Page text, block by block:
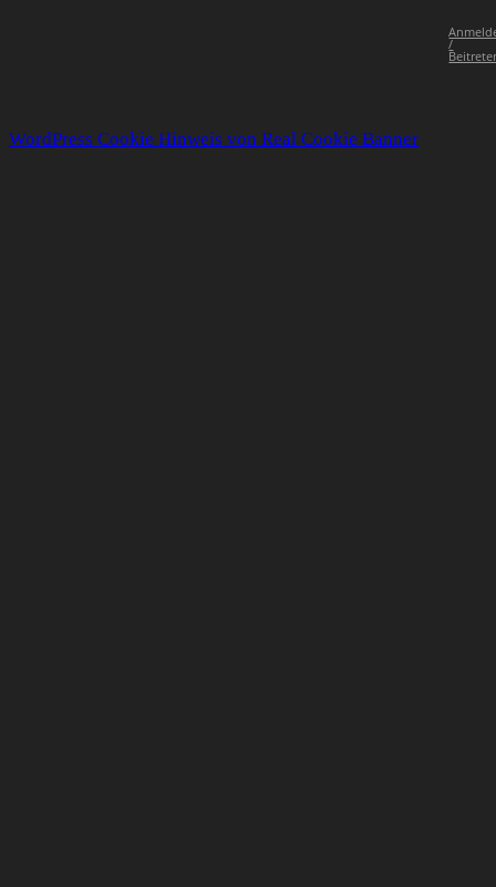
/
WordPress Cookie Hinweis von Real Cookie Banner